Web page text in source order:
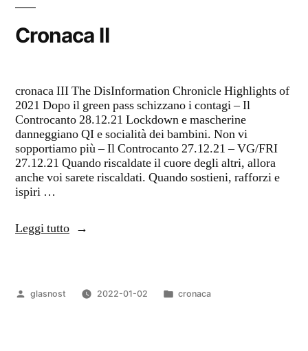
Cronaca II
cronaca III The DisInformation Chronicle Highlights of
2021 Dopo il green pass schizzano i contagi – Il
Controcanto 28.12.21 Lockdown e mascherine
danneggiano QI e socialità dei bambini. Non vi
sopportiamo più – Il Controcanto 27.12.21 – VG/FRI
27.12.21 Quando riscaldate il cuore degli altri, allora
anche voi sarete riscaldati. Quando sostieni, rafforzi e
ispiri …
Leggi tutto“Cronaca
Pubblicato
glasnost 2022-01-02
Pubblicato
cronaca